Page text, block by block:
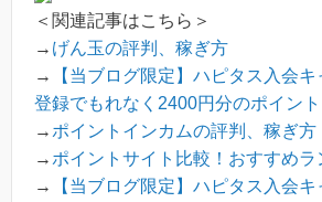
＜関連記事はこちら＞
→ げん玉の評判、稼ぎ方
→
【当ブログ限定】ハピタス入会
登録でもれなく2400円分のポイント
→ ポイントインカムの評判、稼ぎ方
→ ポイントサイト比較！おすすめ
→
【当ブログ限定】ハピタス入会